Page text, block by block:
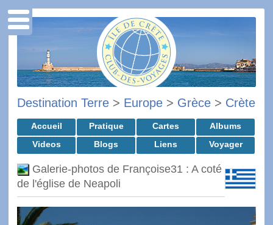
Destination Terre > Europe > Grèce > Crète
Accueil Pratique Cartes
Albums
Videos
Blogs Liens Voyager
Galerie-photos de Françoise31 : A coté
de l'église de Neapoli